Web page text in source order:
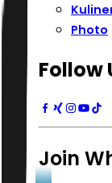
Photo
Follow
Join